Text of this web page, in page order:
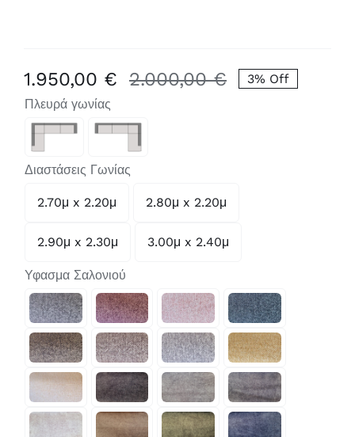
2.000,00€Original
1.950,00 €
Η
3% Off
Πλευρά γωνίας
Διαστάσεις Γωνίας
2.70μ x 2.20μ 2.80μ x 2.20μ
2.90μ x 2.30μ 3.00μ x 2.40μ
Υφασμα Σαλονιού